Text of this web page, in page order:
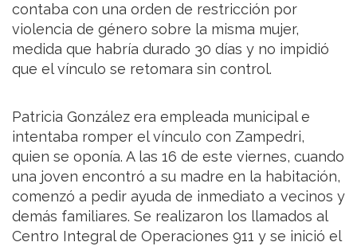
contaba con una orden de restricción por
violencia de género sobre la misma mujer,
medida que habría durado 30 días y no impidió
que el vínculo se retomara sin control.
Patricia González era empleada municipal e
intentaba romper el vínculo con Zampedri,
quien se oponía. A las 16 de este viernes, cuando
una joven encontró a su madre en la habitación,
comenzó a pedir ayuda de inmediato a vecinos y
demás familiares. Se realizaron los llamados al
Centro Integral de Operaciones 911 y se inició el